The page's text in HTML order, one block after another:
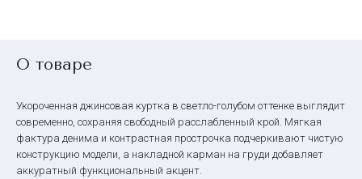
О товаре
Укороченная джинсовая куртка в светло-голубом оттенке выглядит
современно, сохраняя свободный расслабленный крой. Мягкая
фактура денима и контрастная прострочка подчеркивают чистую
конструкцию модели, а накладной карман на груди добавляет
аккуратный функциональный акцент.